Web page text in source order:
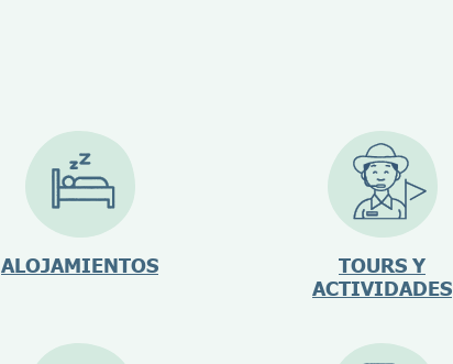
ALOJAMIENTOS
TOURS Y
ACTIVIDADES